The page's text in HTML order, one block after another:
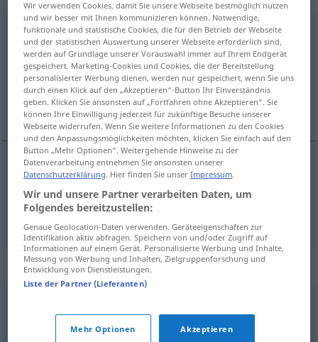
undurchlässig adj
Übersicht aller Übersetzungen
(Für mehr Details die Übersetzung anklicken/antippen)
imperméable, hermétique
imperméable undurchlässig für Wasser
hermétique undurchlässig
Synonyme für "undurchlässig"
hermetisch,dicht,undurchdringlich,luftdicht
Wir verwenden Cookies, damit Sie unsere Webseite bestmöglich nutzen
und wir besser mit Ihnen kommunizieren können. Notwendige,
funktionale und statistische Cookies, die für den Betrieb der Webseite
und der statistischen Auswertung unserer Webseite erforderlich sind,
werden auf Grundlage unserer Vorauswahl immer auf Ihrem Endgerät
gespeichert. Marketing-Cookies und Cookies, die der Bereitstellung
personalisierter Werbung dienen, werden nur gespeichert, wenn Sie uns
durch einen Klick auf den „Akzeptieren“-Button Ihr Einverständnis
geben. Klicken Sie ansonsten auf „Fortfahren ohne Akzeptieren“. Sie
können Ihre Einwilligung jederzeit für zukünftige Besuche unserer
Webseite widerrufen. Wenn Sie weitere Informationen zu den Cookies
und den Anpassungsmöglichkeiten möchten, klicken Sie einfach auf den
Button „Mehr Optionen“. Weitergehende Hinweise zu der
Datenverarbeitung entnehmen Sie ansonsten unserer
Datenschutzerklärung. Hier finden Sie unserImpressum.
Wir und unsere Partner verarbeiten Daten, um
Folgendes bereitzustellen:
Genaue Geolocation-Daten verwenden. Geräteeigenschaften zur
Identifikation aktiv abfragen. Speichern von und/oder Zugriff auf
Informationen auf einem Gerät. Personalisierte Werbung und Inhalte,
Messung von Werbung und Inhalten, Zielgruppenforschung und
Entwicklung von Dienstleistungen.
Liste der Partner (Lieferanten)
Mehr Optionen Akzeptieren